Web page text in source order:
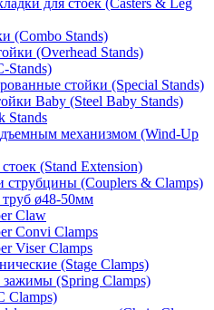
для стоек (Casters & Leg
(Combo Stands)
(Overhead Stands)
Stands)
стойки (Special Stands)
Baby (Steel Baby Stands)
Stands
механизмом (Wind-Up
(Stand Extension)
(Couplers & Clamps)
ø48-50мм
Claw
Convi Clamps
Viser Clamps
(Stage Clamps)
(Spring Clamps)
Clamps)